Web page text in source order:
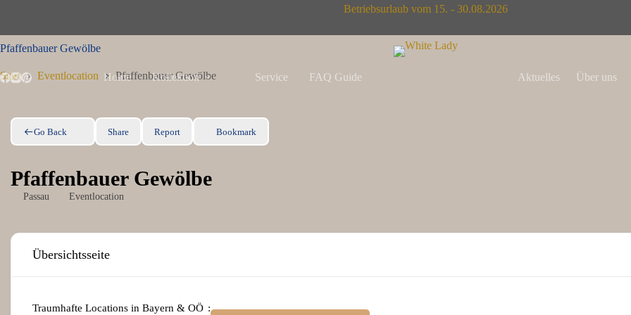
Betriebsurlaub vom 15. - 30.08.2026
Home Kollektion Service FAQ Guide Aktuelles Über uns
Pfaffenbauer Gewölbe
Start Eventlocation Pfaffenbauer Gewölbe
Go Back Share Report Bookmark
Pfaffenbauer Gewölbe
Passau Eventlocation
Übersichtsseite
Traumhafte Locations in Bayern & OÖ